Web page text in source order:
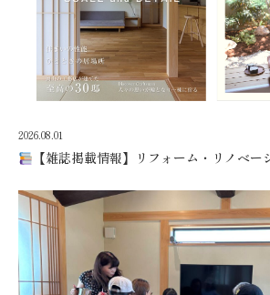
2026.08.01
【雑誌掲載情報】リフォーム・リノベー